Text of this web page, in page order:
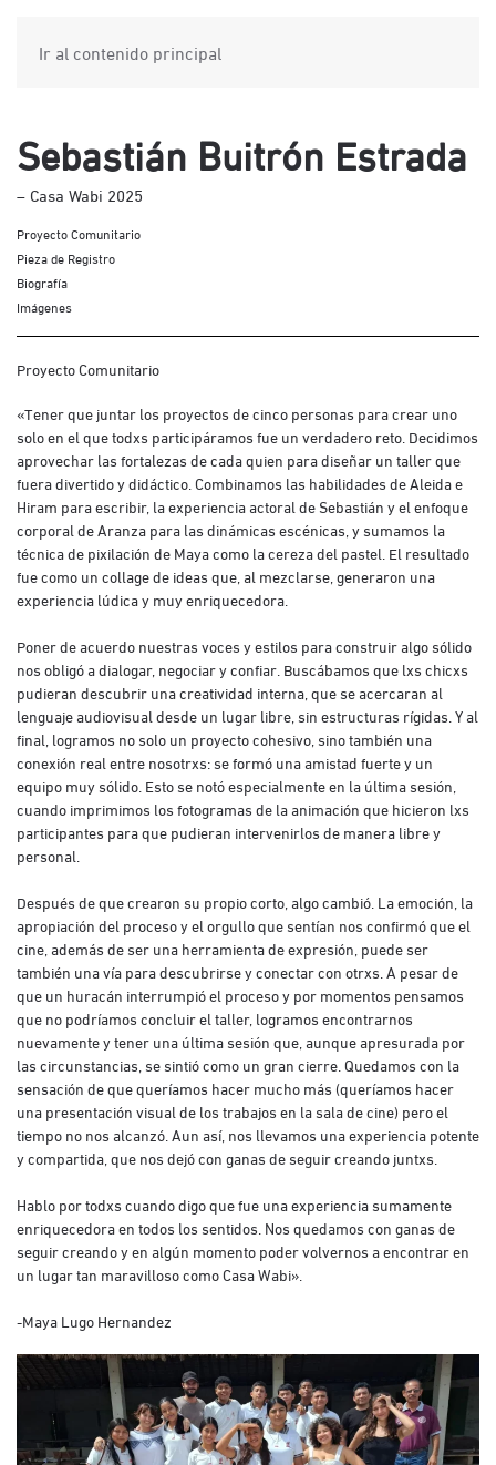
Ir al contenido principal
Sebastián Buitrón Estrada
– Casa Wabi 2025
Proyecto Comunitario
Pieza de Registro
Biografía
Imágenes
Proyecto Comunitario
«Tener que juntar los proyectos de cinco personas para crear uno
solo en el que todxs participáramos fue un verdadero reto. Decidimos
aprovechar las fortalezas de cada quien para diseñar un taller que
fuera divertido y didáctico. Combinamos las habilidades de Aleida e
Hiram para escribir, la experiencia actoral de Sebastián y el enfoque
corporal de Aranza para las dinámicas escénicas, y sumamos la
técnica de pixilación de Maya como la cereza del pastel. El resultado
fue como un collage de ideas que, al mezclarse, generaron una
experiencia lúdica y muy enriquecedora.
Poner de acuerdo nuestras voces y estilos para construir algo sólido
nos obligó a dialogar, negociar y confiar. Buscábamos que lxs chicxs
pudieran descubrir una creatividad interna, que se acercaran al
lenguaje audiovisual desde un lugar libre, sin estructuras rígidas. Y al
final, logramos no solo un proyecto cohesivo, sino también una
conexión real entre nosotrxs: se formó una amistad fuerte y un
equipo muy sólido. Esto se notó especialmente en la última sesión,
cuando imprimimos los fotogramas de la animación que hicieron lxs
participantes para que pudieran intervenirlos de manera libre y
personal.
Después de que crearon su propio corto, algo cambió. La emoción, la
apropiación del proceso y el orgullo que sentían nos confirmó que el
cine, además de ser una herramienta de expresión, puede ser
también una vía para descubrirse y conectar con otrxs. A pesar de
que un huracán interrumpió el proceso y por momentos pensamos
que no podríamos concluir el taller, logramos encontrarnos
nuevamente y tener una última sesión que, aunque apresurada por
las circunstancias, se sintió como un gran cierre. Quedamos con la
sensación de que queríamos hacer mucho más (queríamos hacer
una presentación visual de los trabajos en la sala de cine) pero el
tiempo no nos alcanzó. Aun así, nos llevamos una experiencia potente
y compartida, que nos dejó con ganas de seguir creando juntxs.
Hablo por todxs cuando digo que fue una experiencia sumamente
enriquecedora en todos los sentidos. Nos quedamos con ganas de
seguir creando y en algún momento poder volvernos a encontrar en
un lugar tan maravilloso como Casa Wabi».
-Maya Lugo Hernandez